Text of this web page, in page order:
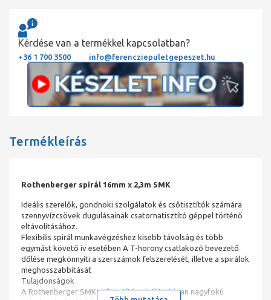
Kérdése van a termékkel kapcsolatban?
+36 1 700 3500 info@ferencziepuletgepeszet.hu
Termékleírás
Rothenberger spirál 16mm x 2,3m SMK
Ideális szerelők, gondnoki szolgálatok és csőtisztítók számára
szennyvízcsövek dugulásainak csatornatisztító géppel történő
eltávolításához.
Flexibilis spirál munkavégzéshez kisebb távolság és több
egymást követő ív esetében A T-horony csatlakozó bevezető
dőlése megkönnyíti a szerszámok felszerelését, illetve a spirálok
meghosszabbítását
Tulajdonságok
A Rothenberger SMK csőtisztító spirál tartósan nagyfokú